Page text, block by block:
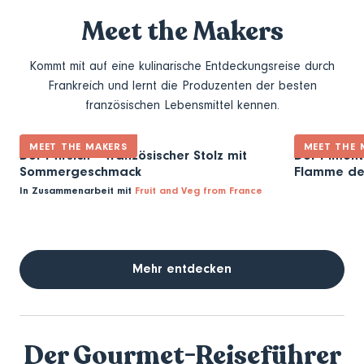
Meet the Makers
Kommt mit auf eine kulinarische Entdeckungsreise durch
Frankreich und lernt die Produzenten der besten
französischen Lebensmittel kennen.
MEET THE MAKERS
Der Pfirsich – französischer Stolz mit
Sommergeschmack
In Zusammenarbeit mit Fruit and Veg from France
MEET THE
Der
Flamme
Mehr entdecken
Der Gourmet-Reiseführer